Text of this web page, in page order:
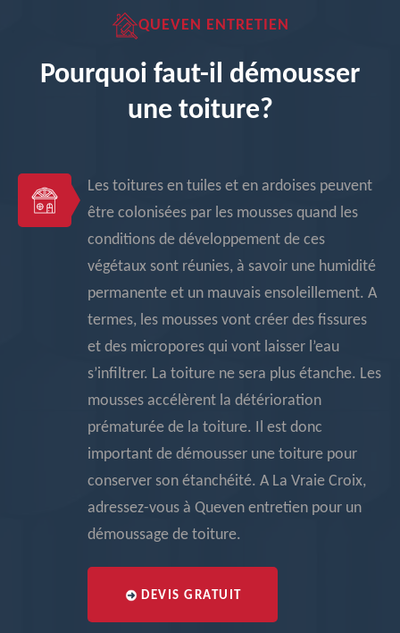
QUEVEN ENTRETIEN
Pourquoi faut-il démousser
une toiture?
Les toitures en tuiles et en ardoises peuvent
être colonisées par les mousses quand les
conditions de développement de ces
végétaux sont réunies, à savoir une humidité
permanente et un mauvais ensoleillement. A
termes, les mousses vont créer des fissures
et des micropores qui vont laisser l’eau
s’infiltrer. La toiture ne sera plus étanche. Les
mousses accélèrent la détérioration
prématurée de la toiture. Il est donc
important de démousser une toiture pour
conserver son étanchéité. A La Vraie Croix,
adressez-vous à Queven entretien pour un
démoussage de toiture.
DEVIS GRATUIT